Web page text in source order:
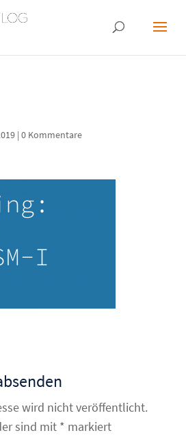
| 0 Kommentare
wird nicht veröffentlicht.
sind mit * markiert